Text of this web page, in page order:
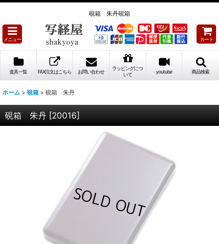
硯箱 朱丹硯箱
メニュー カート
道具一覧 FAX注文はこちら お問い合わせ
ラッピングにつ
いて
youtube 商品検索
ホーム > 硯箱 > 硯箱 朱丹
硯箱 朱丹 [20016]